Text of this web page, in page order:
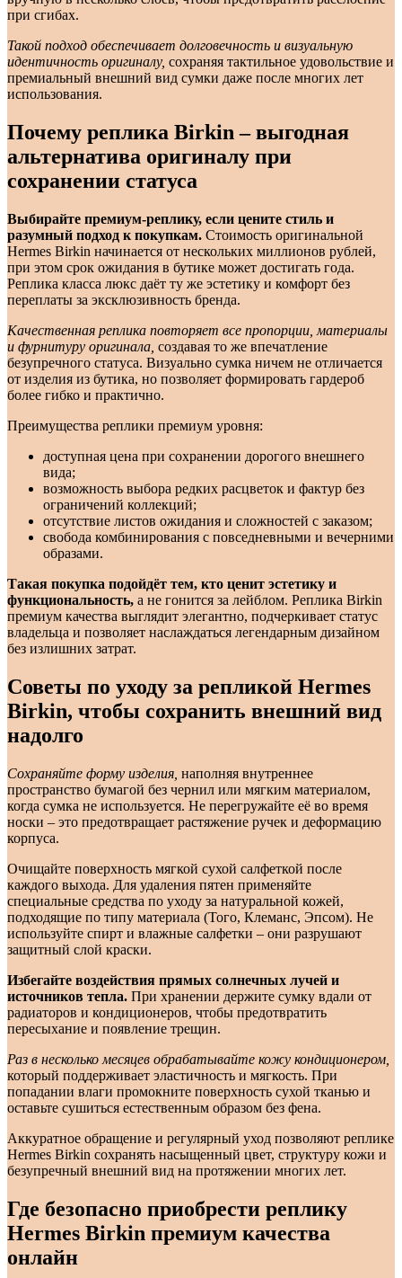
при сгибах.
Такой подход обеспечивает долговечность и визуальную
идентичность оригиналу, сохраняя тактильное удовольствие и
премиальный внешний вид сумки даже после многих лет
использования.
Почему реплика Birkin – выгодная
альтернатива оригиналу при
сохранении статуса
Выбирайте премиум-реплику, если цените стиль и
разумный подход к покупкам. Стоимость оригинальной
Hermes Birkin начинается от нескольких миллионов рублей,
при этом срок ожидания в бутике может достигать года.
Реплика класса люкс даёт ту же эстетику и комфорт без
переплаты за эксклюзивность бренда.
Качественная реплика повторяет все пропорции, материалы
и фурнитуру оригинала, создавая то же впечатление
безупречного статуса. Визуально сумка ничем не отличается
от изделия из бутика, но позволяет формировать гардероб
более гибко и практично.
Преимущества реплики премиум уровня:
доступная цена при сохранении дорогого внешнего
вида;
возможность выбора редких расцветок и фактур без
ограничений коллекций;
отсутствие листов ожидания и сложностей с заказом;
свобода комбинирования с повседневными и вечерними
образами.
Такая покупка подойдёт тем, кто ценит эстетику и
функциональность, а не гонится за лейблом. Реплика Birkin
премиум качества выглядит элегантно, подчеркивает статус
владельца и позволяет наслаждаться легендарным дизайном
без излишних затрат.
Советы по уходу за репликой Hermes
Birkin, чтобы сохранить внешний вид
надолго
Сохраняйте форму изделия, наполняя внутреннее
пространство бумагой без чернил или мягким материалом,
когда сумка не используется. Не перегружайте её во время
носки – это предотвращает растяжение ручек и деформацию
корпуса.
Очищайте поверхность мягкой сухой салфеткой после
каждого выхода. Для удаления пятен применяйте
специальные средства по уходу за натуральной кожей,
подходящие по типу материала (Того, Клеманс, Эпсом). Не
используйте спирт и влажные салфетки – они разрушают
защитный слой краски.
Избегайте воздействия прямых солнечных лучей и
источников тепла. При хранении держите сумку вдали от
радиаторов и кондиционеров, чтобы предотвратить
пересыхание и появление трещин.
Раз в несколько месяцев обрабатывайте кожу кондиционером,
который поддерживает эластичность и мягкость. При
попадании влаги промокните поверхность сухой тканью и
оставьте сушиться естественным образом без фена.
Аккуратное обращение и регулярный уход позволяют реплике
Hermes Birkin сохранять насыщенный цвет, структуру кожи и
безупречный внешний вид на протяжении многих лет.
Где безопасно приобрести реплику
Hermes Birkin премиум качества
онлайн